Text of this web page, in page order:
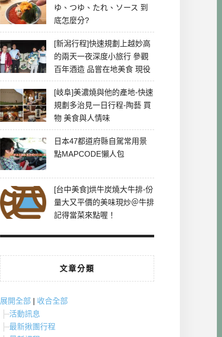
ゆ、つゆ、たれ、ソース 到
底怎麼分?
[新潟行程]快速規劃上越妙高
的兩天一夜深度小旅行 參觀
百年酒造 品嘗在地美食 現役
最老牌電影院
[岐阜]美濃燒與他的產地-快速
規劃多治見一日行程-陶藝 買
物 美食與人情味
日本47都道府縣自駕常用景
點MAPCODE懶人包
[台中美食]烘牛炭燒大牛排-份
量大又平價的美味現炒＠牛排
記得當菜來點喔！
文章分類
展開全部 | 收合全部
活動訊息
最新揪團行程